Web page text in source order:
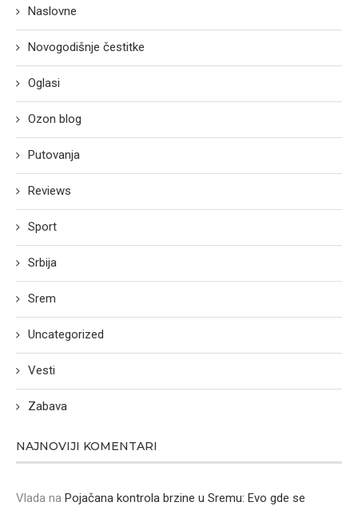
Naslovne
Novogodišnje čestitke
Oglasi
Ozon blog
Putovanja
Reviews
Sport
Srbija
Srem
Uncategorized
Vesti
Zabava
NAJNOVIJI KOMENTARI
Vlada na Pojačana kontrola brzine u Sremu: Evo gde se